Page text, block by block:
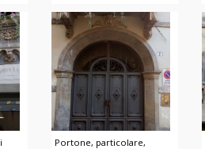
Portone, particolare,